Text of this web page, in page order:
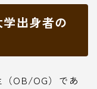
学出身者の
OB/OG）であ